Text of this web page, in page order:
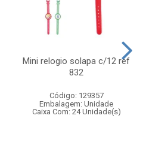
Mini relogio solapa c/12 ref
832
Código: 129357
Embalagem: Unidade
Caixa Com: 24 Unidade(s)